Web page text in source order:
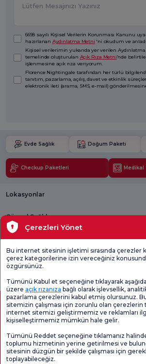
6698 sayılı Kişisel Verilerin Korunması Kanunu
hazırlanan Aydınlatma Metni 'ni okudum ve
Kişisel verilerimin yukarıda yer verilen
temelinde oluşturulan Açık Rıza Metni’nde
işlenmesine açık rıza veriyorum.
Florence Nightingale tarafından her türlü
tanıtım, pazarlama, açılış, davet ve etkinlik
elektronik ileti (arama, SMS, e-mail)
Evde Sağlık Doğum Paketi
Checkup Paketleri Medikal
Lokasyonlar
Güncel Sağlık
Tıbbi Birimler
Genel
Memnuniyet
Çerezleri Yönet
Bu internet sitesinin işletimi sırasında çerezler
çerez kategorilerine izin vereceğiniz
özgürsünüz.
Tümünü Kabul et seçeneğine tıklayarak aşağıda
üzere açık rızanıza bağlı olarak işlevsellik,
pazarlama çerezlerini kabul etmiş olursunuz.
sitemizin çalışması için zorunlu olan çerezlerin
internet sitemizi geliştirmemiz ve reklamları
kişiselleştirmemiz mümkün hale gelir.
Tümünü Reddet seçeneğine tıklamanız
toplumu hizmetinin yerine getirilmesi ve
sitesinin düzgün bir şekilde çalışması için
toplayabileceğiz.